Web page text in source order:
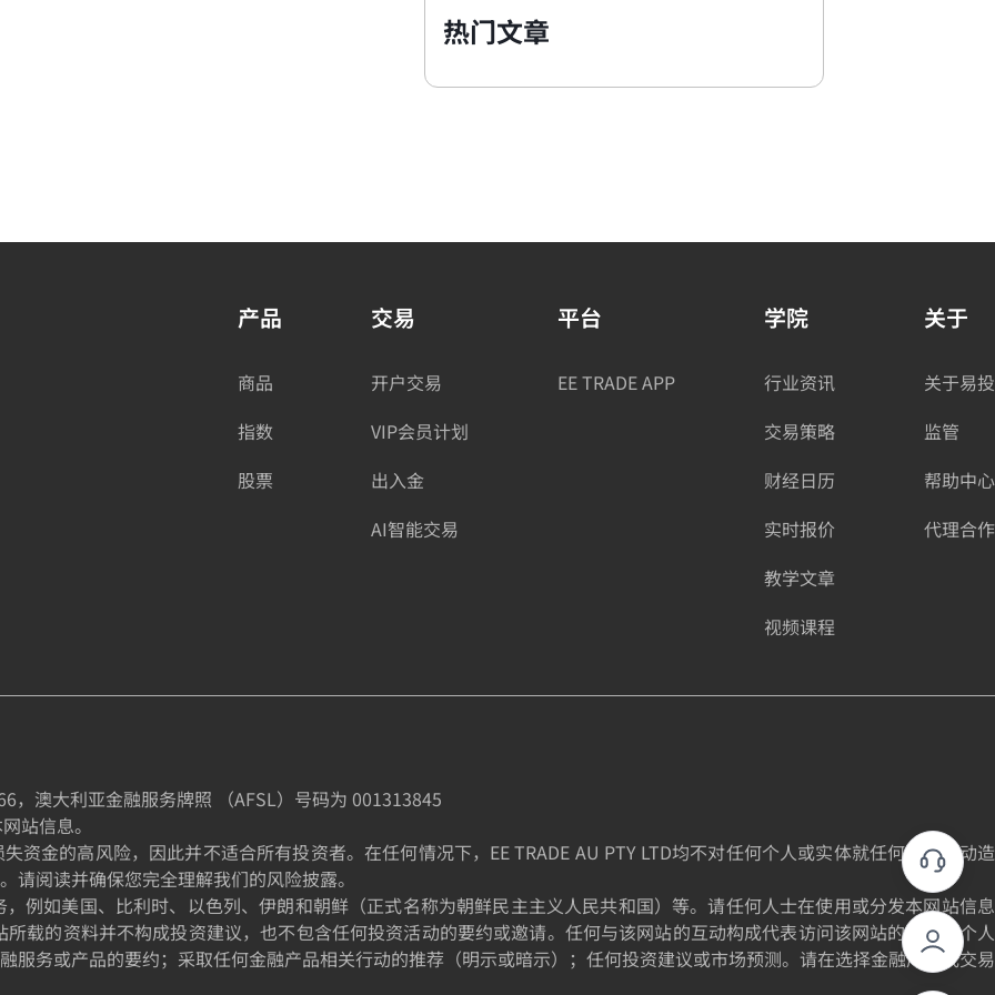
热门文章
产品
商品
指数
股票
交易
开户交易
VIP会员计划
出入金
AI智能交易
平台
EE TRADE APP
学院
行业资讯
交易策略
财经日历
实时报价
教学文章
视频课程
关于
关于易投
监管
帮助中心
代理合作
，澳大利亚金融服务牌照 （AFSL）号码为 001313845
站信息。
金的高风险，因此并不适合所有投资者。在任何情况下，EE TRADE AU PTY LTD均不对任何个人或实体就任何投资活动造
阅读并确保您完全理解我们的风险披露。
，例如美国、比利时、以色列、伊朗和朝鲜（正式名称为朝鲜民主主义人民共和国）等。请任何人士在使用或分发本网站信息
载的资料并不构成投资建议，也不包含任何投资活动的要约或邀请。任何与该网站的互动构成代表访问该网站的个人的个人
服务或产品的要约；采取任何金融产品相关行动的推荐（明示或暗示）；任何投资建议或市场预测。请在选择金融产品或交易